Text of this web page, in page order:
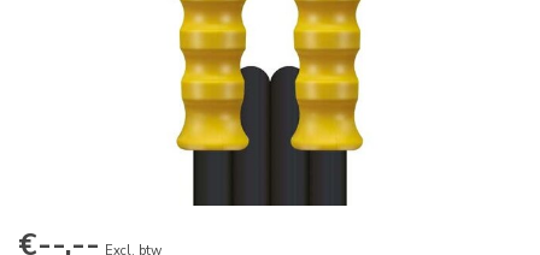
€--,-- Excl. btw